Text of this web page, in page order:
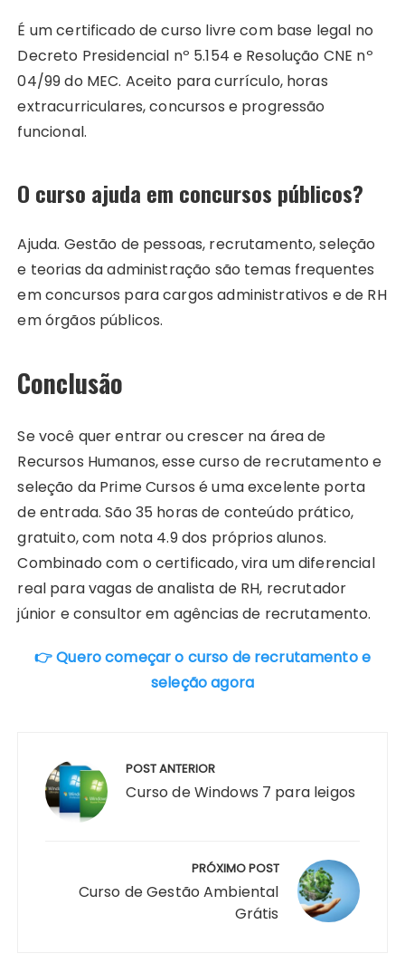
É um certificado de curso livre com base legal no
Decreto Presidencial nº 5.154 e Resolução CNE nº
04/99 do MEC. Aceito para currículo, horas
extracurriculares, concursos e progressão
funcional.
O curso ajuda em concursos públicos?
Ajuda. Gestão de pessoas, recrutamento, seleção
e teorias da administração são temas frequentes
em concursos para cargos administrativos e de RH
em órgãos públicos.
Conclusão
Se você quer entrar ou crescer na área de
Recursos Humanos, esse curso de recrutamento e
seleção da Prime Cursos é uma excelente porta
de entrada. São 35 horas de conteúdo prático,
gratuito, com nota 4.9 dos próprios alunos.
Combinado com o certificado, vira um diferencial
real para vagas de analista de RH, recrutador
júnior e consultor em agências de recrutamento.
👉 Quero começar o curso de recrutamento e
seleção agora
Post
POST ANTERIOR
Curso de Windows 7 para leigos
PRÓXIMO POST
Curso de Gestão Ambiental
Grátis